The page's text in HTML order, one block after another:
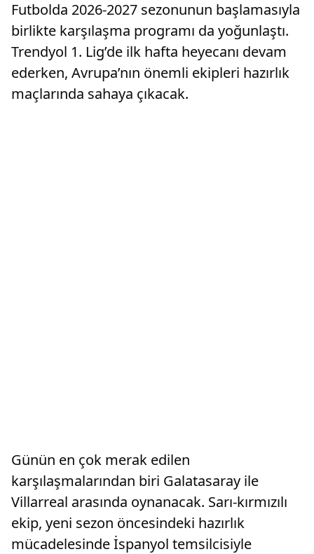
Futbolda 2026-2027 sezonunun başlamasıyla
birlikte karşılaşma programı da yoğunlaştı.
Trendyol 1. Lig’de ilk hafta heyecanı devam
ederken, Avrupa’nın önemli ekipleri hazırlık
maçlarında sahaya çıkacak.
Günün en çok merak edilen
karşılaşmalarından biri Galatasaray ile
Villarreal arasında oynanacak. Sarı-kırmızılı
ekip, yeni sezon öncesindeki hazırlık
mücadelesinde İspanyol temsilcisiyle